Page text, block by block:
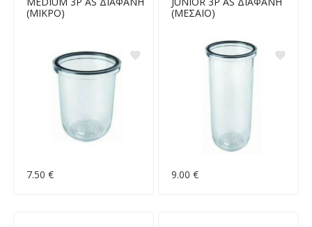
(ΜΙΚΡΟ)
7.50 €
(ΜΕΣΑΙΟ)
9.00 €